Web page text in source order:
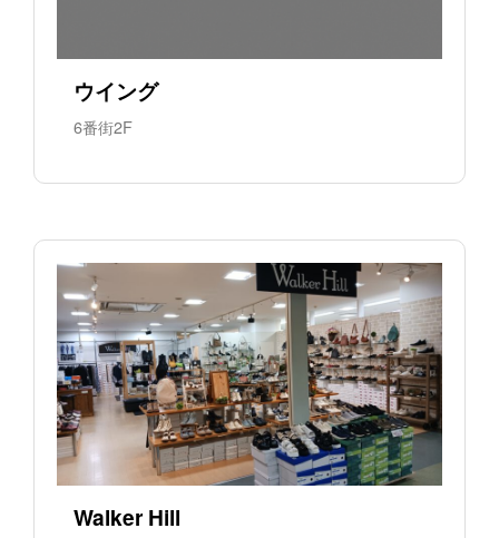
ウイング
6番街2F
Walker Hill